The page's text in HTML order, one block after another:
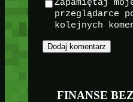
Zapamiętaj
przeglądarce
kolejnych
FINANSE